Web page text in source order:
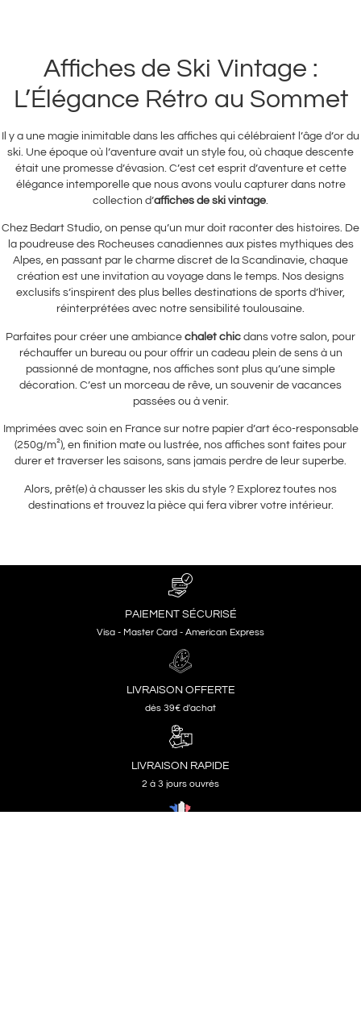
Affiches de Ski Vintage :
L’Élégance Rétro au Sommet
Il y a une magie inimitable dans les affiches qui célébraient l’âge d’or du
ski. Une époque où l’aventure avait un style fou, où chaque descente
était une promesse d’évasion. C’est cet esprit d’aventure et cette
élégance intemporelle que nous avons voulu capturer dans notre
collection d’affiches de ski vintage.
Chez Bedart Studio, on pense qu’un mur doit raconter des histoires. De
la poudreuse des Rocheuses canadiennes aux pistes mythiques des
Alpes, en passant par le charme discret de la Scandinavie, chaque
création est une invitation au voyage dans le temps. Nos designs
exclusifs s’inspirent des plus belles destinations de sports d’hiver,
réinterprétées avec notre sensibilité toulousaine.
Parfaites pour créer une ambiance chalet chic dans votre salon, pour
réchauffer un bureau ou pour offrir un cadeau plein de sens à un
passionné de montagne, nos affiches sont plus qu’une simple
décoration. C’est un morceau de rêve, un souvenir de vacances
passées ou à venir.
Imprimées avec soin en France sur notre papier d’art éco-responsable
(250g/m²), en finition mate ou lustrée, nos affiches sont faites pour
durer et traverser les saisons, sans jamais perdre de leur superbe.
Alors, prêt(e) à chausser les skis du style ? Explorez toutes nos
destinations et trouvez la pièce qui fera vibrer votre intérieur.
PAIEMENT SÉCURISÉ
Visa - Master Card - American Express
LIVRAISON OFFERTE
dès 39€ d'achat
LIVRAISON RAPIDE
2 à 3 jours ouvrés